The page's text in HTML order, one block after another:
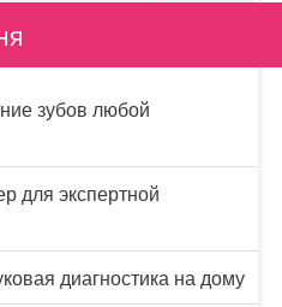
зубов любой
для экспертной
диагностика на дому